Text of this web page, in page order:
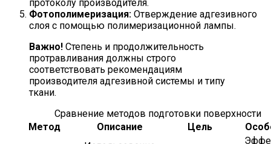
протоколу производителя.
Фотополимеризация: Отверждение адгезивного
слоя с помощью полимеризационной лампы.
Важно! Степень и продолжительность
протравливания должны строго
соответствовать рекомендациям
производителя адгезивной системы и типу
ткани.
Сравнение методов подготовки поверхности
Метод
Описание Цель